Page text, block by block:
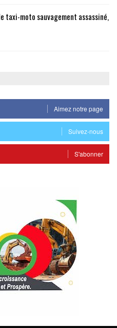
taxi-moto sauvagement assassiné,
Aimez notre page
Suivez-nous
S'abonner